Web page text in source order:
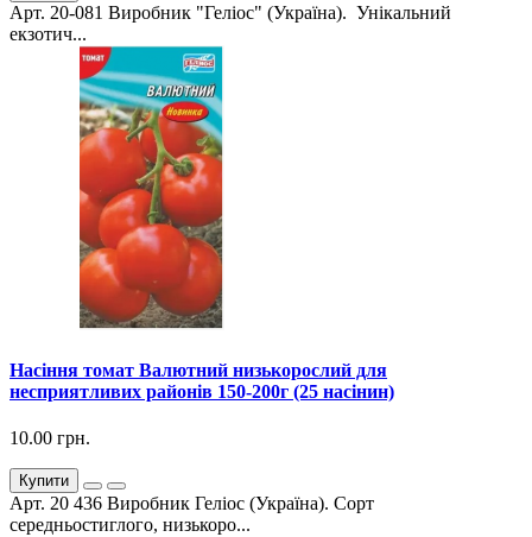
Арт. 20-081 Виробник "Геліос" (Україна). Унікальний
екзотич...
Насіння томат Валютний низькорослий для
несприятливих районів 150-200г (25 насінин)
10.00 грн.
Купити
Арт. 20 436 Виробник Геліос (Україна). Сорт
середньостиглого, низькоро...